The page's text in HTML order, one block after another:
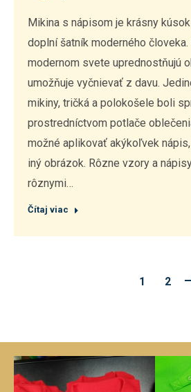
Mikina s nápisom je krásny
doplní šatník moderného
modernom svete uprednostňujú
umožňuje vyčnievať z davu.
mikiny, tričká a polokošele boli
prostredníctvom potlače
možné aplikovať akýkoľvek
iný obrázok. Rôzne vzory a
rôznymi…
Čítaj viac
1 2